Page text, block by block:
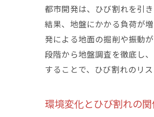
都市開発は、ひび割れを引
結果、地盤にかかる負荷が
発による地面の掘削や振動
段階から地盤調査を徹底し
することで、ひび割れのリ
環境変化とひび割れの